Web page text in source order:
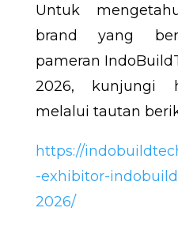
Untuk
brand yang
pameran
2026, kunjungi
melalui tautan
https://
-exhibitor-
2026/